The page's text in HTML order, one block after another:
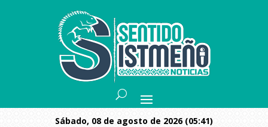
sábado, 08 de agosto de 2026 (05:41)